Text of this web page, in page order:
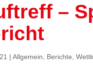
–
|Allgemein, Berichte,